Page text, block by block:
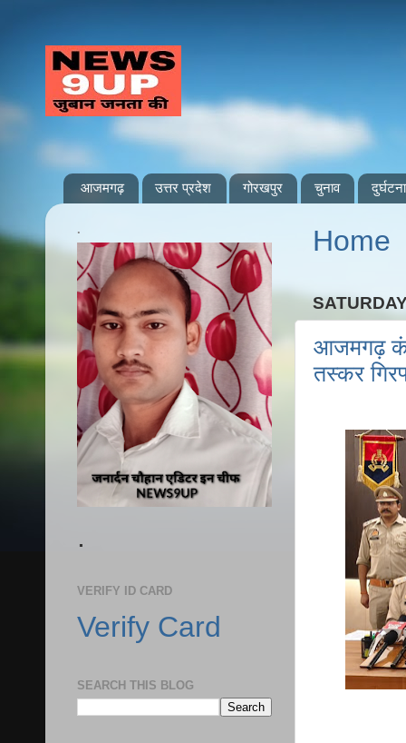
आजमगढ़ उत्तर प्रदेश गोरखपुर चुनाव दुर्घटना
Home
आजमगढ़
तस्कर
.
.
VERIFY ID CARD
Verify Card
SEARCH THIS BLOG